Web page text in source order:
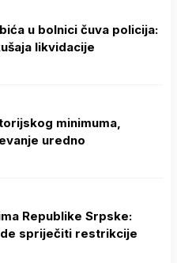
u bolnici čuva policija:
likvidacije
minimuma,
uredno
Republike Srpske:
spriječiti restrikcije